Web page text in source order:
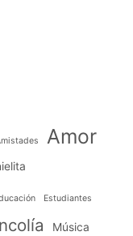
Amor
Estudiantes
Música